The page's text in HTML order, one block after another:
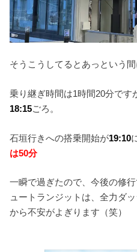
そうこうしてるとあっという間
乗り継ぎ時間は1時間20分で
18:15ごろ。
石垣行きへの搭乗開始が19:10
は50分
一瞬で過ぎたので、今後の修
ュートランジットは、全力ダ
から不安がよぎります（笑）